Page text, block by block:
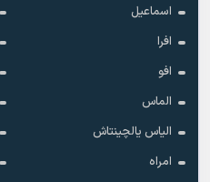
اسماعیل
افرا
افو
الماس
الیاس یالچینتاش
امراه